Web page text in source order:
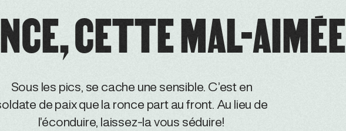
CETTE MAL-AIMÉE
Sous les pics, se cache une sensible. C’est en
de paix que la ronce part au front. Au lieu de
l’éconduire, laissez-la vous séduire!